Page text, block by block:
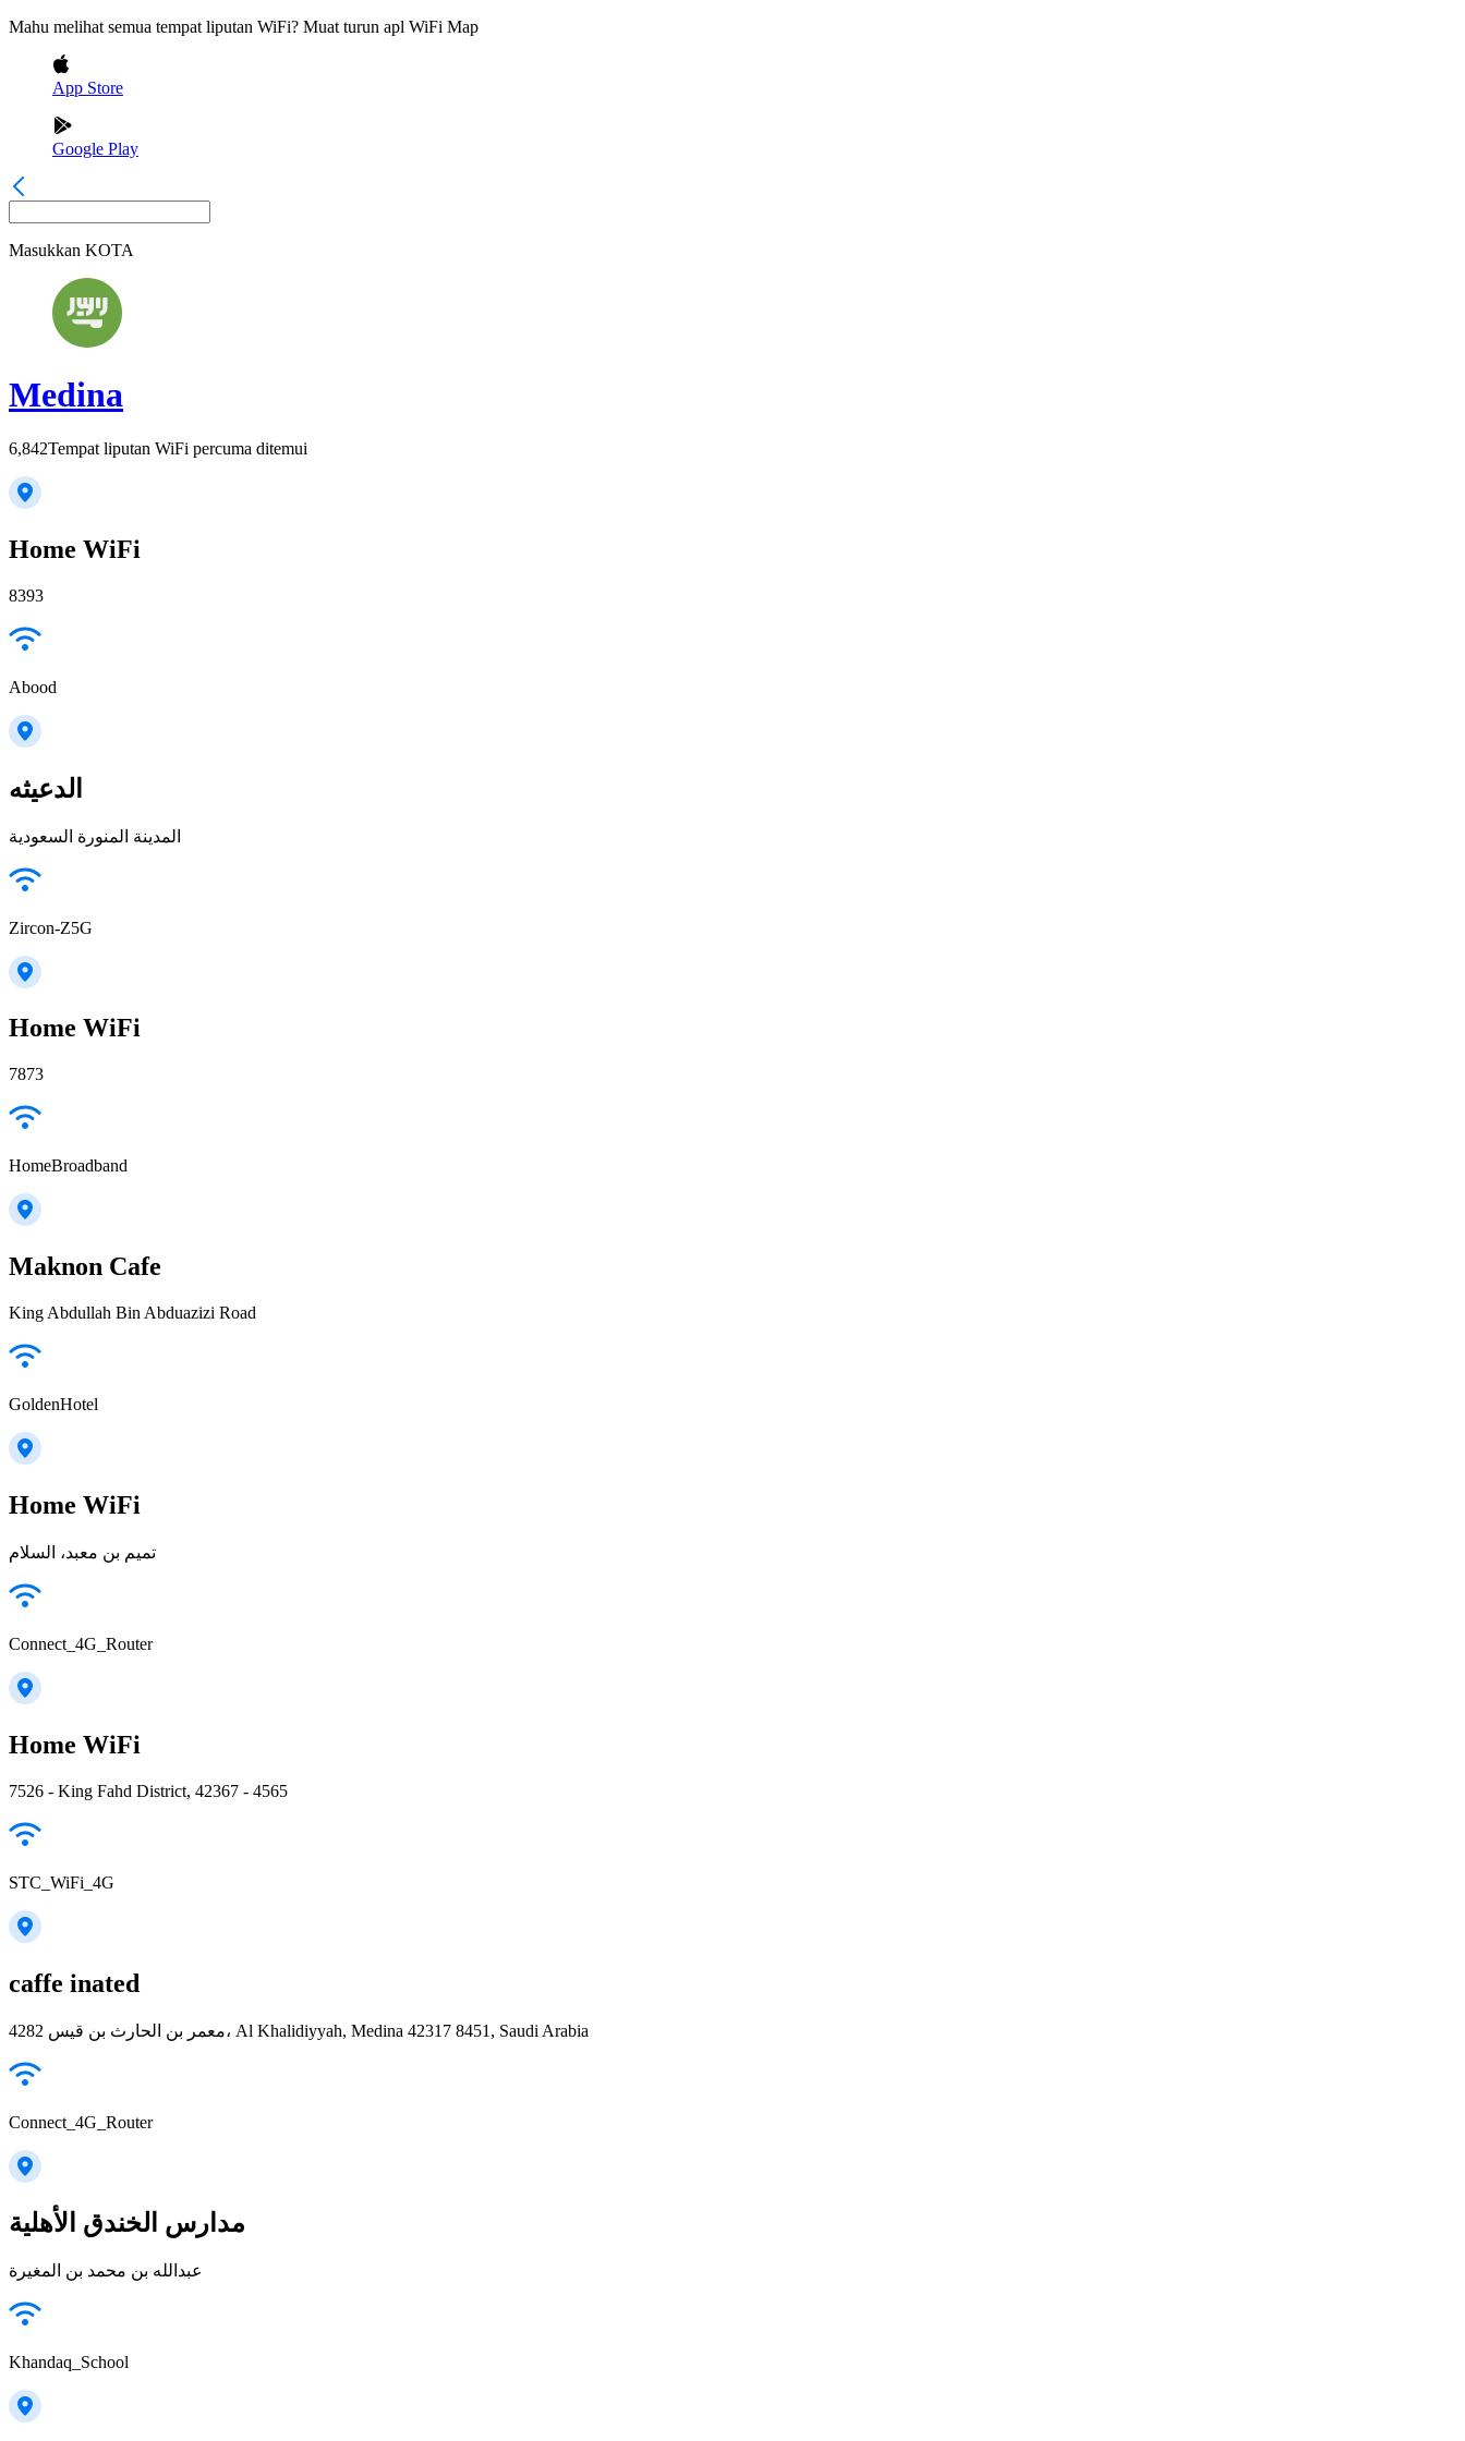
Mahu melihat semua tempat liputan WiFi? Muat turun apl WiFi Map
App Store
Google Play
Masukkan KOTA
Medina
6,842Tempat liputan WiFi percuma ditemui
Home WiFi
8393
Abood
الدعيثه
المدينة المنورة السعودية
Zircon-Z5G
Home WiFi
7873
HomeBroadband
Maknon Cafe
King Abdullah Bin Abduazizi Road
GoldenHotel
Home WiFi
تميم بن معبد، السلام
Connect_4G_Router
Home WiFi
7526 - King Fahd District, 42367 - 4565
STC_WiFi_4G
caffe inated
4282 معمر بن الحارث بن قيس، Al Khalidiyyah, Medina 42317 8451, Saudi Arabia
Connect_4G_Router
مدارس الخندق الأهلية
عبدالله بن محمد بن المغيرة
Khandaq_School